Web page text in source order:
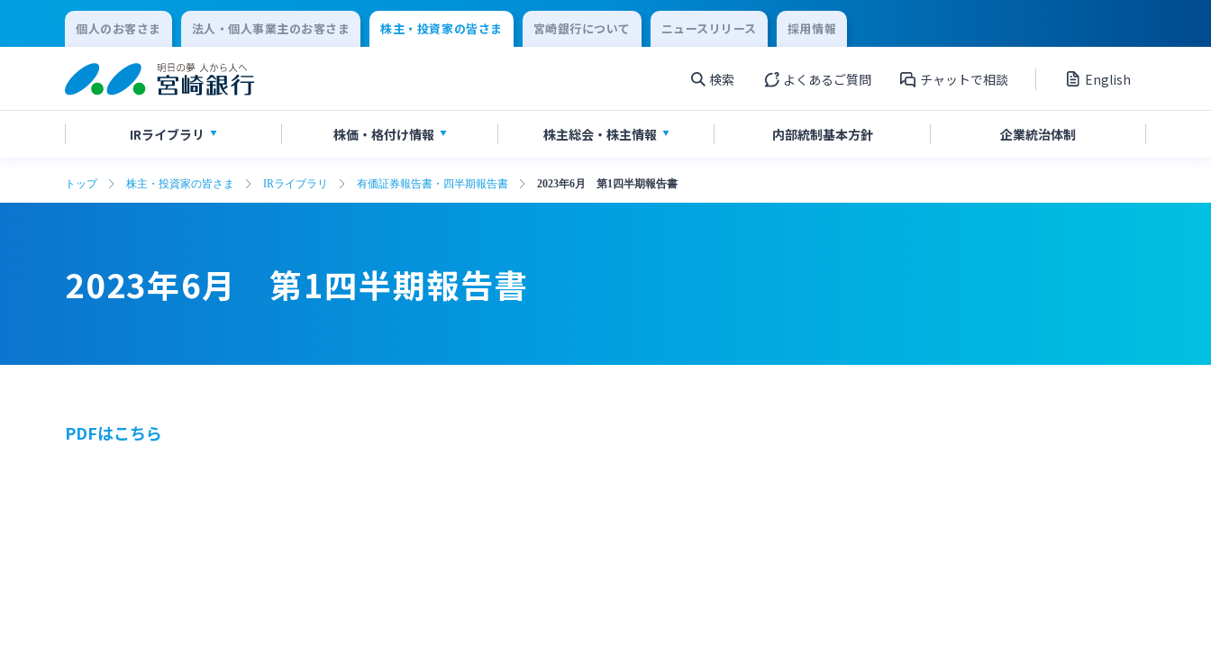
個人のお客さま 法人・個人事業主のお客さま 株主・投資家の皆さま 宮崎銀行について ニュースリリース 採用情報
検索 よくあるご質問 チャットで相談 English
IRライブラリ 株価・ 格付け情報 株主総会・ 株主情報 内部統制基本方針 企業統治体制
トップ 株主・投資家の皆さま IRライブラリ 有価証券報告書・四半期報告書 2023年6月 第1四半期報告書
2023年6月 第1四半期報告書
PDFはこちら